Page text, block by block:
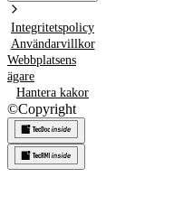
Integritetspolicy
Användarvillkor
Webbplatsens
ägare
Hantera kakor
©Copyright